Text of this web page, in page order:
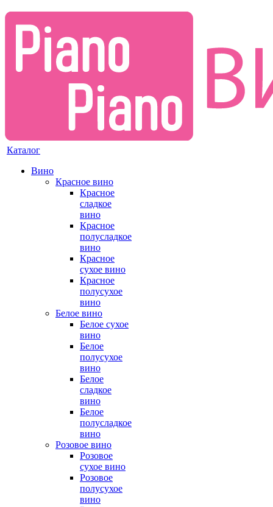
Каталог
Вино
Красное вино
Красное
сладкое
вино
Красное
полусладкое
вино
Красное
сухое вино
Красное
полусухое
вино
Белое вино
Белое сухое
вино
Белое
полусухое
вино
Белое
сладкое
вино
Белое
полусладкое
вино
Розовое вино
Розовое
сухое вино
Розовое
полусухое
вино